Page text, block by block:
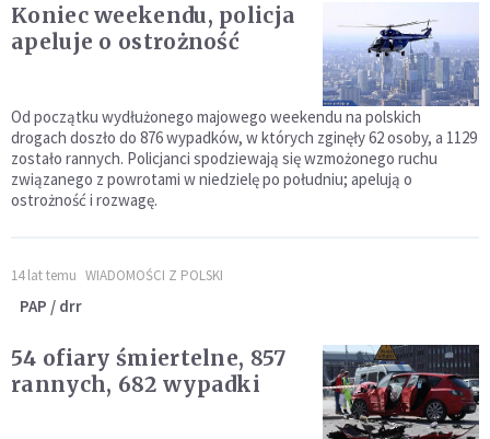
Koniec weekendu, policja
apeluje o ostrożność
Od początku wydłużonego majowego weekendu na polskich
drogach doszło do 876 wypadków, w których zginęły 62 osoby, a 1129
zostało rannych. Policjanci spodziewają się wzmożonego ruchu
związanego z powrotami w niedzielę po południu; apelują o
ostrożność i rozwagę.
14 lat temu WIADOMOŚCI Z POLSKI
PAP / drr
54 ofiary śmiertelne, 857
rannych, 682 wypadki